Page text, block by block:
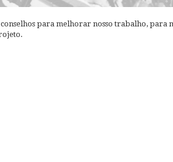
para melhorar nosso trabalho, para